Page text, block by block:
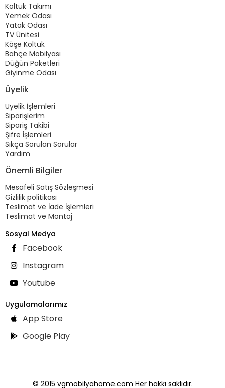
Koltuk Takımı
Yemek Odası
Yatak Odası
TV Ünitesi
Köşe Koltuk
Bahçe Mobilyası
Düğün Paketleri
Giyinme Odası
Üyelik
Üyelik İşlemleri
Siparişlerim
Sipariş Takibi
Şifre İşlemleri
Sıkça Sorulan Sorular
Yardım
Önemli Bilgiler
Mesafeli Satış Sözleşmesi
Gizlilik politikası
Teslimat ve İade İşlemleri
Teslimat ve Montaj
Sosyal Medya
Facebook
Instagram
Youtube
Uygulamalarımız
App Store
Google Play
© 2015 vgmobilyahome.com Her hakkı saklıdır.